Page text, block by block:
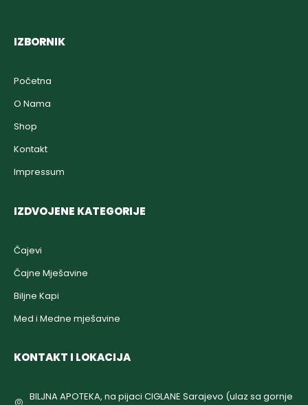
IZBORNIK
Početna
O Nama
Shop
Kontakt
Impressum
IZDVOJENE KATEGORIJE
Čajevi
Čajne Mješavine
Biljne Kapi
Med i Medne mješavine
KONTAKT I LOKACIJA
BILJNA APOTEKA, na pijaci CIGLANE Sarajevo (ulaz sa gornje